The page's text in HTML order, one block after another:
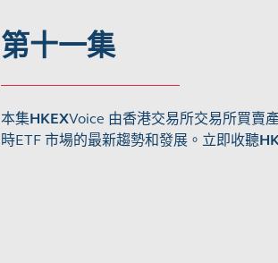
第十一集
本集HKEXVoice 由香港交易所交易所買賣
時ETF 市場的最新趨勢和發展。立即收聽